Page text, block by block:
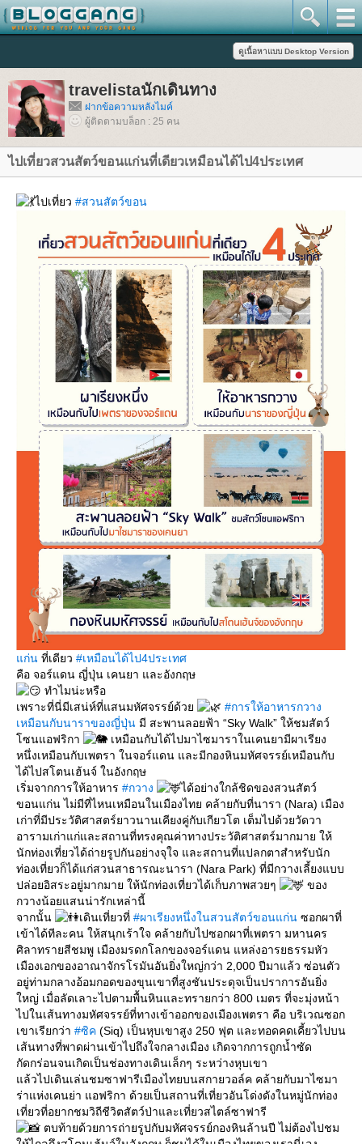
travelistaนักเดินทาง
ฝากข้อความหลังไมค์
ผู้ติดตามบล็อก : 25 คน
ไปเที่ยวสวนสัตว์ขอนแก่นที่เดียวเหมือนได้ไป4ประเทศ
ไปเที่ยว #สวนสัตว์ขอน
ก่น ที่เดียว #เหมือนได้ไป4ประเทศ
คือ จอร์แดน ญี่ปุ่น เคนยา และอังกฤษ
ทำไมน่ะหรือ
เพราะที่นี่มีเสน่ห์ที่แสนมหัศจรรย์ด้ว
#การให้อาหารกวาง
เหมือนกับนาราของญี่ปุ่น มี สะพานลอยฟ้า “Sky Walk” ให้ชมสัตว์
ซนแอฟริกา
เหมือนกับได้ไปมาไซมาราในเคนยามีผาเรียง
หนึ่งเหมือนกับเพตรา ในจอร์แดน และมีกองหินมหัศจรรย์เหมือนกับ
ได้ไปสโตนเฮ้นจ์ ในอังกฤษ
เริ่มจากการให้อาหาร #กวาง
ได้อย่างใกล้ชิดของสวนสัตว์
ขอนแก่น ไม่มีที่ไหนเหมือนในเมืองไทย คล้ายกับที่นารา (Nara) เมือง
เก่าที่มีประวัติศาสตร์ยาวนานเคียงคู่กับเกียวโต เต็มไปด้วยวัดวา
อารามเก่าแก่และสถานที่ทรงคุณค่าทางประวัติศาสตร์มากมาย ให้
นักท่องเที่ยวได้ถ่ายรูปกันอย่างจุใจ และสถานที่แปลกตาสำหรับนัก
ท่องเที่ยวก็ได้แก่สวนสาธารณะนารา (Nara Park) ที่มีกวางเลี้ยงแบบ
ปล่อยอิสระอยู่มากมาย ให้นักท่องเที่ยวได้เก็บภาพสวยๆ
ของ
กวางน้อยแสนน่ารักเหล่านี้
จากนั้น
เดินเที่ยวที่ #ผาเรียงหนึ่งในสวนสัตว์ขอนแก่น ซอกผาที่
เข้าได้ทีละคน ให้สนุกเร้าใจ คล้ายกับไปซอกผาที่เพตรา มหานคร
ศิลาทรายสีชมพู เมืองมรดกโลกของจอร์แดน แหล่งอารยธรรมหัว
เมืองเอกของอาณาจักรโรมันอันยิ่งใหญ่กว่า 2,000 ปีมาแล้ว ซ่อนตัว
อยู่ท่ามกลางอ้อมกอดของขุนเขาที่สูงชันประดุจเป็นปราการอันยิ่ง
หญ่ เมื่อลัดเลาะไปตามพื้นหินและทรายกว่า 800 เมตร ที่จะมุ่งหน้า
ไปในเส้นทางมหัศจรรย์ที่ทางเข้าออกของเมืองเพตรา คือ บริเวณซอก
เขาเรียกว่า #ซิค (Siq) เป็นหุบเขาสูง 250 ฟุต และทอดคดเคี้ยวไปบน
เส้นทางที่พาดผ่านเข้าไปถึงใจกลางเมือง เกิดจากการถูกน้ำซัด
กัดกร่อนจนเกิดเป็นช่องทางเดินเล็กๆ ระหว่างหุบเขา
ล้วไปเดินเล่นชมซาฟารีเมืองไทยบนสกายวอล์ค คล้ายกับมาไซมา
ร่าแห่งเคนย่า แอฟริกา ด้วยเป็นสถานที่เที่ยวอันโด่งดังในหมู่นักท่อง
เที่ยวที่อยากชมวิถีชีวิตสัตว์ป่าและเที่ยวสไตล์ซาฟารี
ตบท้ายด้วยการถ่ายรูปกับมหัศจรรย์กองหินล้านปี ไม่ต้องไปชม